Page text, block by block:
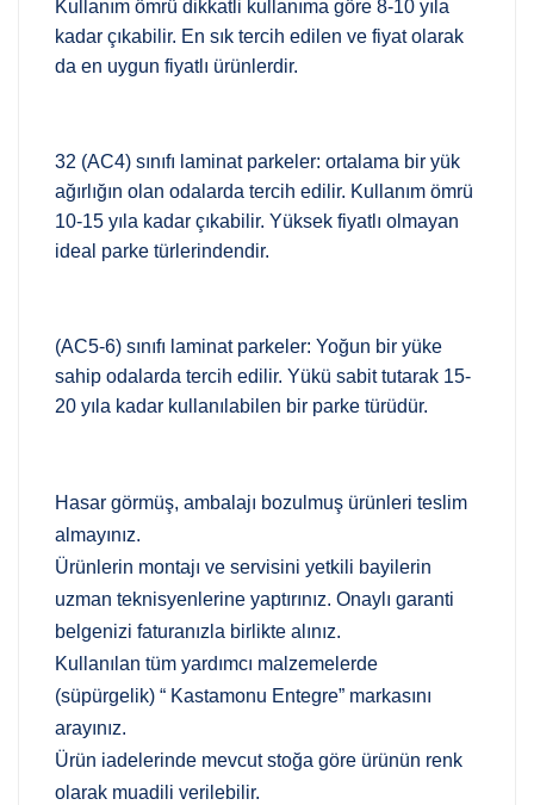
Kullanım ömrü dikkatli kullanıma göre 8-10 yıla
kadar çıkabilir. En sık tercih edilen ve fiyat olarak
da en uygun fiyatlı ürünlerdir.
32 (AC4) sınıfı laminat parkeler: ortalama bir yük
ağırlığın olan odalarda tercih edilir. Kullanım ömrü
10-15 yıla kadar çıkabilir. Yüksek fiyatlı olmayan
ideal parke türlerindendir.
(AC5-6) sınıfı laminat parkeler: Yoğun bir yüke
sahip odalarda tercih edilir. Yükü sabit tutarak 15-
20 yıla kadar kullanılabilen bir parke türüdür.
Hasar görmüş, ambalajı bozulmuş ürünleri teslim
almayınız.
Ürünlerin montajı ve servisini yetkili bayilerin
uzman teknisyenlerine yaptırınız. Onaylı garanti
belgenizi faturanızla birlikte alınız.
Kullanılan tüm yardımcı malzemelerde
(süpürgelik) “ Kastamonu Entegre” markasını
arayınız.
Ürün iadelerinde mevcut stoğa göre ürünün renk
olarak muadili verilebilir.